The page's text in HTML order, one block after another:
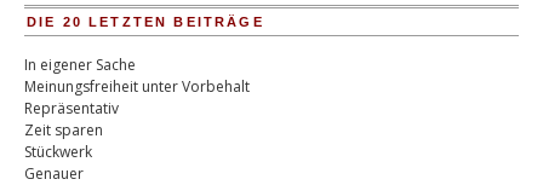
DIE 20 LETZTEN BEITRÄGE
In eigener Sache
Meinungsfreiheit unter Vorbehalt
Repräsentativ
Zeit sparen
Stückwerk
Genauer